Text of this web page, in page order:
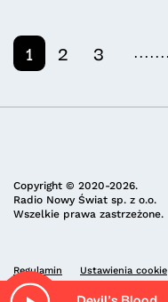
1 2 3
Copyright © 2020-2026.
Radio Nowy Świat sp. z o.o.
Wszelkie prawa zastrzeżone.
Regulamin Ustawienia cookie